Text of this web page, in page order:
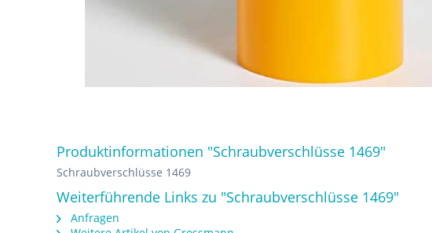
Produktinformationen "Schraubverschlüsse 1469"
Schraubverschlüsse 1469
Weiterführende Links zu "Schraubverschlüsse 1469"
Anfragen